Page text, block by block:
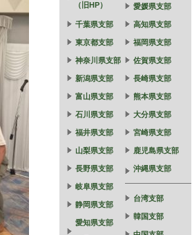
（旧HP）
千葉県支部
東京都支部
神奈川県支部
新潟県支部
富山県支部
石川県支部
福井県支部
山梨県支部
長野県支部
岐阜県支部
静岡県支部
愛知県支部
愛媛県支部
高知県支部
福岡県支部
佐賀県支部
長崎県支部
熊本県支部
大分県支部
宮崎県支部
鹿児島県支部
沖縄県支部
台湾支部
韓国支部